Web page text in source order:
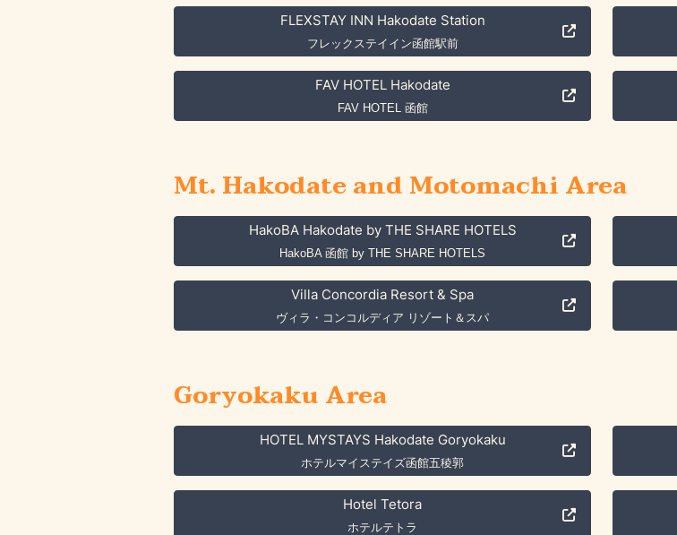
FLEXSTAY INN Hakodate Station
フレックステイイン函館駅前
FAV HOTEL Hakodate
FAV HOTEL 函館
Mt. Hakodate and Motomachi Area
HakoBA Hakodate by THE SHARE HOTELS
HakoBA 函館 by THE SHARE HOTELS
Villa Concordia Resort & Spa
ヴィラ・コンコルディア リゾート＆スパ
Goryokaku Area
HOTEL MYSTAYS Hakodate Goryokaku
ホテルマイステイズ函館五稜郭
Hotel Tetora
ホテルテトラ